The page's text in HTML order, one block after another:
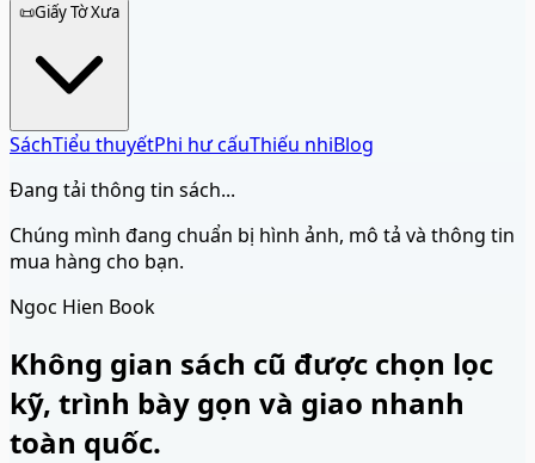
📜Giấy Tờ Xưa
SáchTiểu thuyếtPhi hư cấuThiếu nhiBlog
Đang tải thông tin sách...
Chúng mình đang chuẩn bị hình ảnh, mô tả và thông tin
mua hàng cho bạn.
Ngoc Hien Book
Không gian sách cũ được chọn lọc
kỹ, trình bày gọn và giao nhanh
toàn quốc.